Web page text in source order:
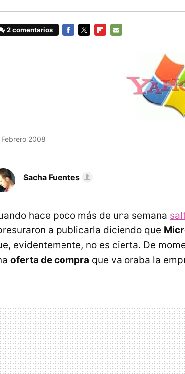
2 comentarios
Febrero 2008
Sacha Fuentes
hace poco más de una semana
a publicarla diciendo que
evidentemente, no es cierta. De
oferta de compra que valoraba la